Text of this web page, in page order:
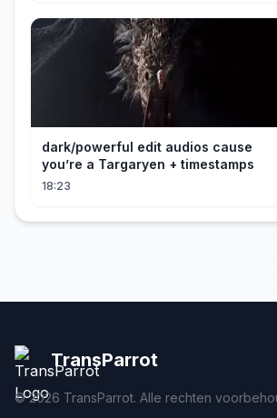
dark/powerful edit audios cause
you’re a Targaryen + timestamps
18:23
TransParrot
©2026 TransParrot. Alle rechten